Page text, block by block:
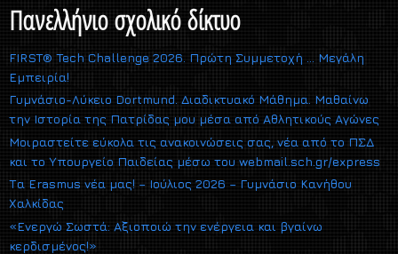
Πανελλήνιο σχολικό δίκτυο
FIRST® Tech Challenge 2026. Πρώτη Συμμετοχή … Μεγάλη
Εμπειρία!
Γυμνάσιο-Λύκειο Dortmund. Διαδικτυακό Μάθημα. Μαθαίνω
την Ιστορία της Πατρίδας μου μέσα από Αθλητικούς Αγώνες
Μοιραστείτε εύκολα τις ανακοινώσεις σας, νέα από το ΠΣΔ
και το Υπουργείο Παιδείας μέσω του webmail.sch.gr/express
Τα Erasmus νέα μας! – Ιούλιος 2026 – Γυμνάσιο Κανήθου
Χαλκίδας
«Ενεργώ Σωστά: Αξιοποιώ την ενέργεια και βγαίνω
κερδισμένος!»